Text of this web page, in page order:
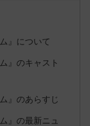
』について
』のキャスト
』のあらすじ
』の最新ニュ